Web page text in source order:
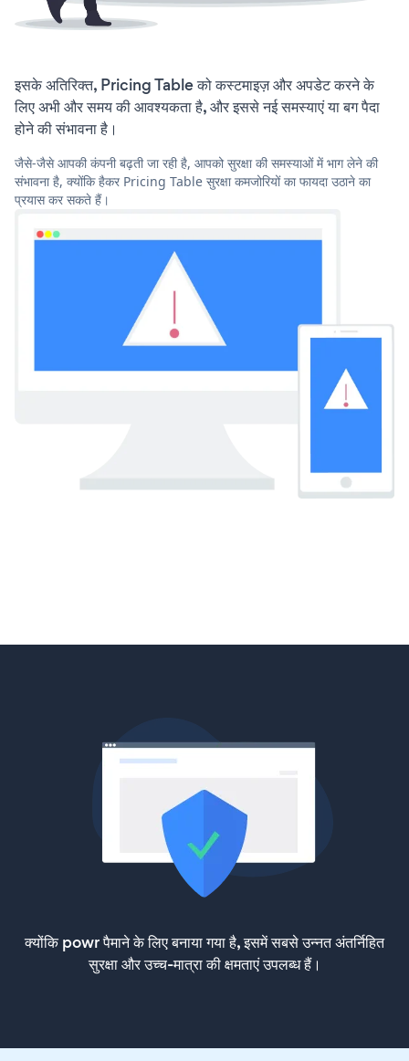
इसके अतिरिक्त, Pricing Table को कस्टमाइज़ और अपडेट करने के
लिए अभी और समय की आवश्यकता है, और इससे नई समस्याएं या बग पैदा
होने की संभावना है।
जैसे-जैसे आपकी कंपनी बढ़ती जा रही है, आपको सुरक्षा की समस्याओं में भाग लेने की
संभावना है, क्योंकि हैकर Pricing Table सुरक्षा कमजोरियों का फायदा उठाने का
प्रयास कर सकते हैं।
क्योंकि powr पैमाने के लिए बनाया गया है, इसमें सबसे उन्नत अंतर्निहित
सुरक्षा और उच्च-मात्रा की क्षमताएं उपलब्ध हैं।